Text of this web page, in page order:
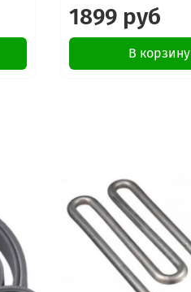
1899 руб
В корзину